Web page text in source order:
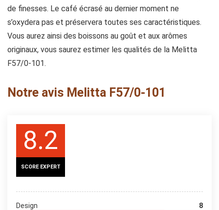
de finesses. Le café écrasé au dernier moment ne
s’oxydera pas et préservera toutes ses caractéristiques.
Vous aurez ainsi des boissons au goût et aux arômes
originaux, vous saurez estimer les qualités de la Melitta
F57/0-101.
Notre avis Melitta F57/0-101
8.2
SCORE EXPERT
Design 8